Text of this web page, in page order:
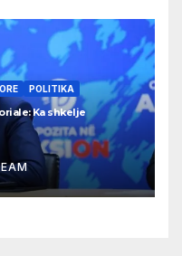
POLITIKA
Ka shkelje